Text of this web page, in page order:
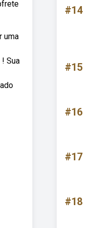
uma
Sua
#14
#15
#16
#17
#18